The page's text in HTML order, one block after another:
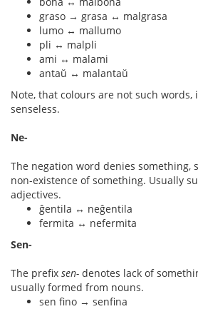
graso → grasa ↔ malgrasa
lumo ↔ mallumo
pli ↔ malpli
ami ↔ malami
antaŭ ↔ malantaŭ
Note, that colours are not such words,
senseless.
Ne-
The negation word denies something,
non-existence of something. Usually
adjectives.
ĝentila ↔ neĝentila
fermita ↔ nefermita
Sen-
The prefix sen- denotes lack of
usually formed from nouns.
sen fino → senfina